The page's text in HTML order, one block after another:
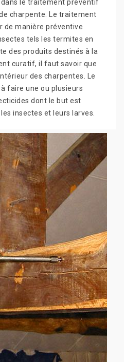
le traitement préventif
charpente. Le traitement
manière préventive
tels les termites en
des produits destinés à la
curatif, il faut savoir que
des charpentes. Le
faire une ou plusieurs
dont le but est
insectes et leurs larves.